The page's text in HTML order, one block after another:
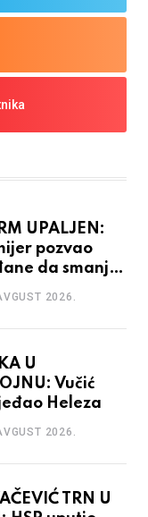
UPALJEN:
pozvao
da smanje
struje
2026.
U
Vučić
Heleza
2026.
TRN U